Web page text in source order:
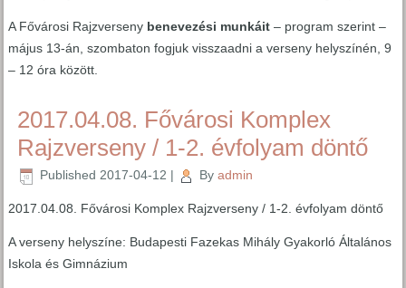
A Fővárosi Rajzverseny benevezési munkáit – program szerint –
május 13-án, szombaton fogjuk visszaadni a verseny helyszínén, 9
– 12 óra között.
2017.04.08. Fővárosi Komplex
Rajzverseny / 1-2. évfolyam döntő
Published 2017-04-12 | By admin
2017.04.08. Fővárosi Komplex Rajzverseny / 1-2. évfolyam döntő
A verseny helyszíne: Budapesti Fazekas Mihály Gyakorló Általános
Iskola és Gimnázium